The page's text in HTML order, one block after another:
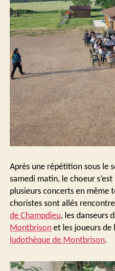
Après une répétition sous le
samedi matin, le choeur
plusieurs concerts en même
choristes sont allés
de Champdieu, les danseurs
Montbrison et les joueurs de
ludothèque de Montbrison.